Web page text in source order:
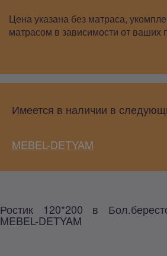
Цена указана без матраса,
матрасом в зависимости от ваших
Имеется в наличии в
MEBEL-DETYAM
Ростик 120*200 в
MEBEL-DETYAM